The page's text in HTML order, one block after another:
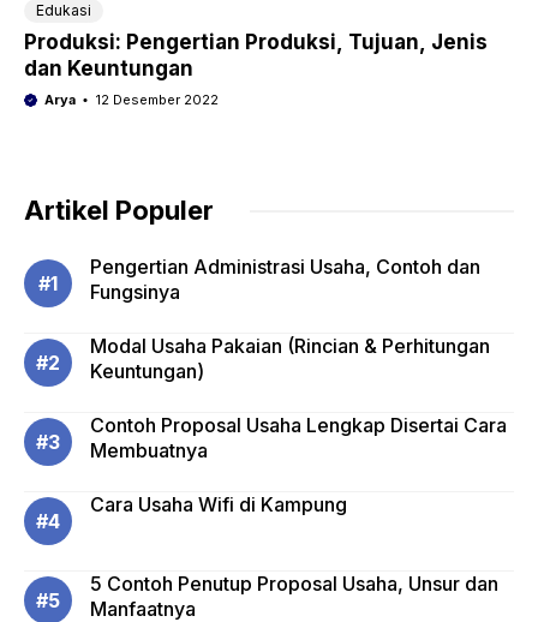
Edukasi
Produksi: Pengertian Produksi, Tujuan, Jenis
dan Keuntungan
Arya 12 Desember 2022
Artikel Populer
Pengertian Administrasi Usaha, Contoh dan
Fungsinya
Modal Usaha Pakaian (Rincian & Perhitungan
Keuntungan)
Contoh Proposal Usaha Lengkap Disertai Cara
Membuatnya
Cara Usaha Wifi di Kampung
5 Contoh Penutup Proposal Usaha, Unsur dan
Manfaatnya